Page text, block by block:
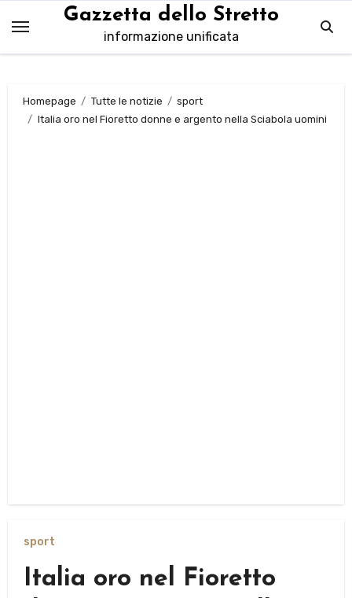
contenuto
Gazzetta dello Stretto
informazione unificata
Homepage Tutte le notizie
sport
Italia oro nel Fioretto donne e argento nella Sciabola uomini
sport
Italia oro nel Fioretto